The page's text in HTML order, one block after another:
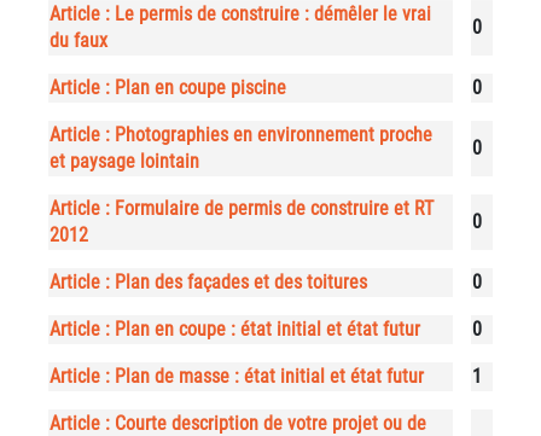
Article : Le permis de construire : démêler le vrai
du faux
0
Article : Plan en coupe piscine 0
Article : Photographies en environnement proche
et paysage lointain
0
Article : Formulaire de permis de construire et RT
2012
0
Article : Plan des façades et des toitures 0
Article : Plan en coupe : état initial et état futur 0
Article : Plan de masse : état initial et état futur 1
Article : Courte description de votre projet ou de